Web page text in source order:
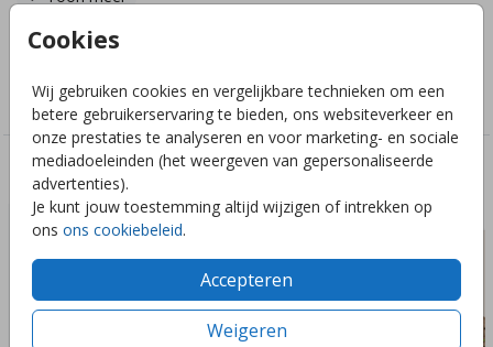
Cookies
Wij gebruiken cookies en vergelijkbare technieken om een
betere gebruikerservaring te bieden, ons websiteverkeer en
onze prestaties te analyseren en voor marketing- en sociale
mediadoeleinden (het weergeven van gepersonaliseerde
advertenties).
Je kunt jouw toestemming altijd wijzigen of intrekken op
ons ons cookiebeleid.
Accepteren
Weigeren
Geboorte
Deze ontwerpen vind je misschien ook leuk